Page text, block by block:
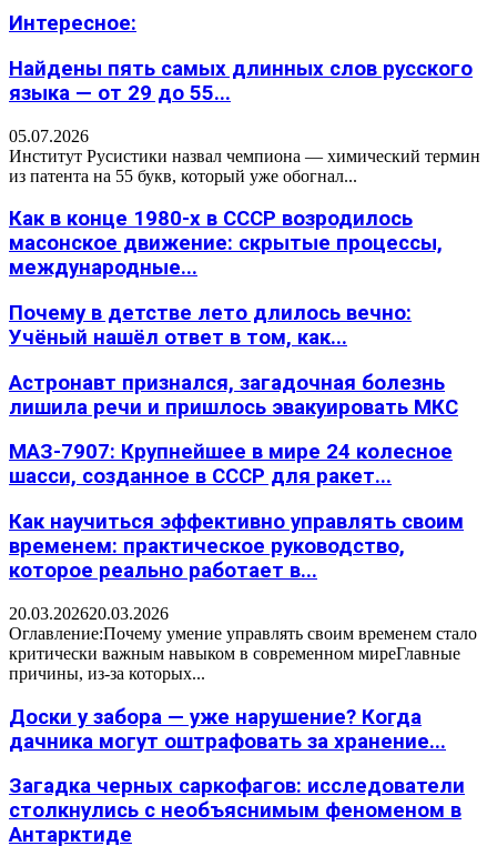
Интересное:
Найдены пять самых длинных слов русского
языка — от 29 до 55...
05.07.2026
Институт Русистики назвал чемпиона — химический термин
из патента на 55 букв, который уже обогнал...
Как в конце 1980-х в СССР возродилось
масонское движение: скрытые процессы,
международные...
Почему в детстве лето длилось вечно:
Учёный нашёл ответ в том, как...
Астронавт признался, загадочная болезнь
лишила речи и пришлось эвакуировать МКС
МАЗ-7907: Крупнейшее в мире 24 колесное
шасси, созданное в СССР для ракет...
Как научиться эффективно управлять своим
временем: практическое руководство,
которое реально работает в...
20.03.202620.03.2026
Оглавление:Почему умение управлять своим временем стало
критически важным навыком в современном миреГлавные
причины, из-за которых...
Доски у забора — уже нарушение? Когда
дачника могут оштрафовать за хранение...
Загадка черных саркофагов: исследователи
столкнулись с необъяснимым феноменом в
Антарктиде